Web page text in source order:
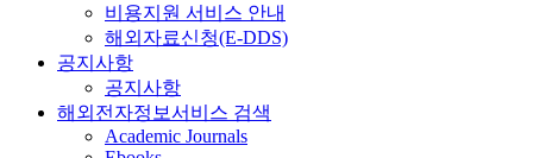
비용지원 서비스 안내
해외자료신청(E-DDS)
공지사항
공지사항
해외전자정보서비스 검색
Academic Journals